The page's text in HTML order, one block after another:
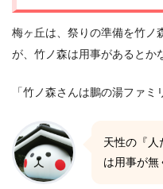
梅ヶ丘は、祭りの準備を竹ノ
が、竹ノ森は用事があるとか
「竹ノ森さんは鵬の湯ファ
天性の『人
は用事が無